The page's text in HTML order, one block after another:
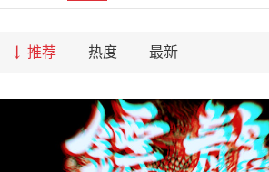
推荐 热度 最新